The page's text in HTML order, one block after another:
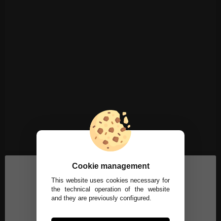
Cookie management
This website uses cookies necessary for
the technical operation of the website
and they are previously configured.